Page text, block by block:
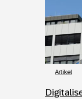
Artikel